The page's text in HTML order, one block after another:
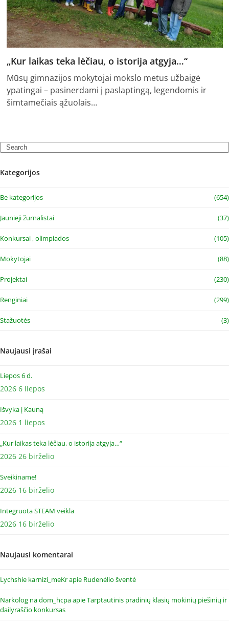
„Kur laikas teka lėčiau, o istorija atgyja…“
Mūsų gimnazijos mokytojai mokslo metus užbaigė
ypatingai – pasinerdami į paslaptingą, legendomis ir
šimtamečiais ąžuolais…
Search
Kategorijos
Be kategorijos (654)
Jaunieji žurnalistai (37)
Konkursai , olimpiados (105)
Mokytojai (88)
Projektai (230)
Renginiai (299)
Stažuotės (3)
Naujausi įrašai
Liepos 6 d.
2026 6 liepos
Išvyka į Kauną
2026 1 liepos
„Kur laikas teka lėčiau, o istorija atgyja…“
2026 26 birželio
Sveikiname!
2026 16 birželio
Integruota STEAM veikla
2026 16 birželio
Naujausi komentarai
Lychshie karnizi_meKrapie Rudenėlio šventė
Narkolog na dom_hcpaapieTarptautinis pradinių klasių mokinių piešinių ir
dailyraščio konkursas